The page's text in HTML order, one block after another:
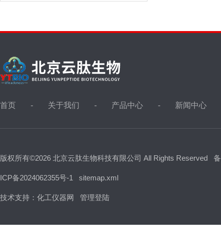
首页 关于我们 产品中心 新闻中心
版权所有©2026 北京云肽生物科技有限公司 All Rights Reserved
ICP备2024062355号-1 sitemap.xml
技术支持： 化工仪器网 管理登陆